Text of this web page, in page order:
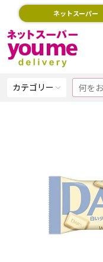
ネットスーパー
カテゴリー